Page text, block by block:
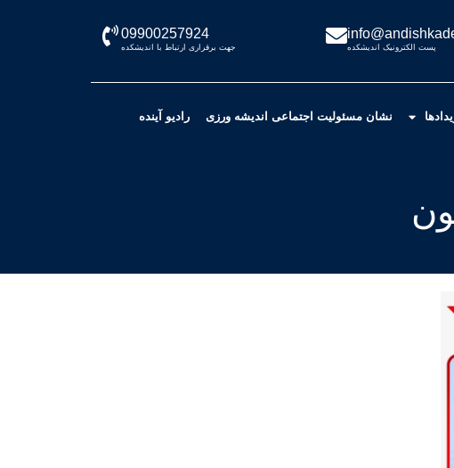
پست الکترونیک اندیشکده
09900257924
جهت برقراری ارتباط با اندیشکده
نشان مسئولیت اجتماعی اندیشه ورزی رادیو آینده